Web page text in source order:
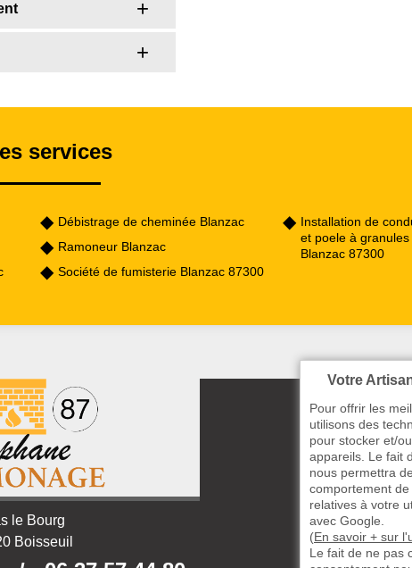
services
Débistrage de cheminée Blanzac
Ramoneur Blanzac
Société de fumisterie Blanzac 87300
Installation de
et poele à
Blanzac 87300
le Bourg
Boisseuil
Votre
Pour offrir les
utilisons des
pour stocker et/
appareils. Le fait
nous permettra
comportement
relatives à votre
avec Google.
(En savoir + sur
Le fait de ne pas